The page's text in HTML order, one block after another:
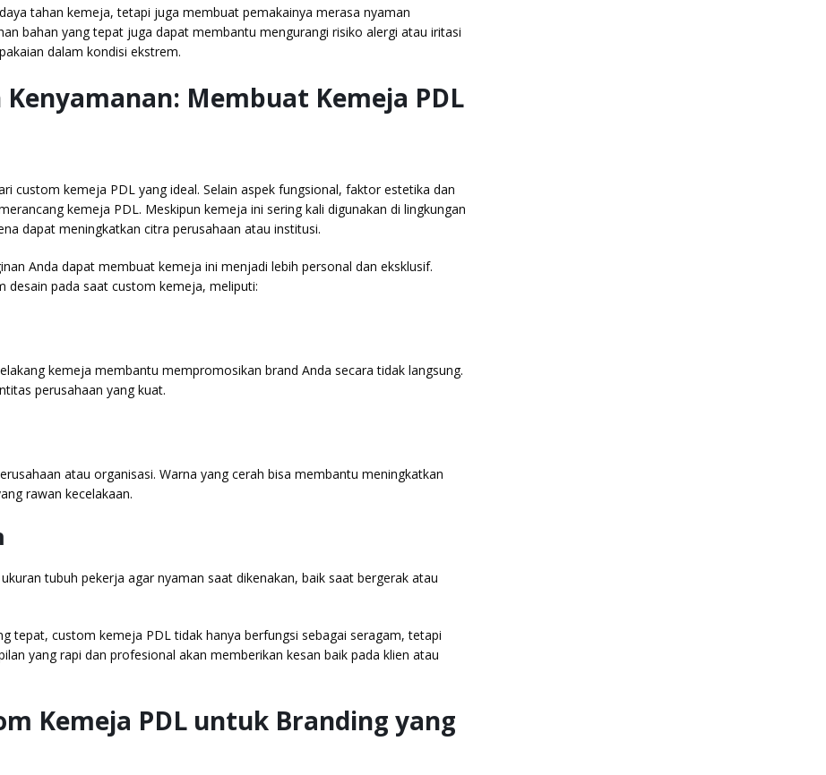
tahan kemeja, tetapi juga membuat pemakainya merasa nyaman
bahan yang tepat juga dapat membantu mengurangi risiko alergi atau iritasi
dalam kondisi ekstrem.
Membuat Kemeja PDL
custom kemeja PDL yang ideal. Selain aspek fungsional, faktor estetika dan
kemeja PDL. Meskipun kemeja ini sering kali digunakan di lingkungan
dapat meningkatkan citra perusahaan atau institusi.
Anda dapat membuat kemeja ini menjadi lebih personal dan eksklusif.
desain pada saat custom kemeja, meliputi:
kemeja membantu mempromosikan brand Anda secara tidak langsung.
perusahaan yang kuat.
atau organisasi. Warna yang cerah bisa membantu meningkatkan
rawan kecelakaan.
tubuh pekerja agar nyaman saat dikenakan, baik saat bergerak atau
tepat, custom kemeja PDL tidak hanya berfungsi sebagai seragam, tetapi
yang rapi dan profesional akan memberikan kesan baik pada klien atau
Kemeja PDL untuk Branding yang